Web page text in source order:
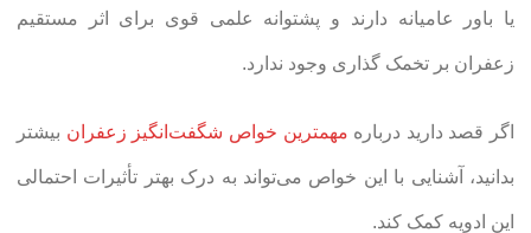
یا باور عامیانه دارند و پشتوانه علمی قوی برای اثر مستقیم
زعفران بر تخمک گذاری وجود ندارد.
اگر قصد دارید درباره مهمترین خواص شگفت‌انگیز زعفران بیشتر
بدانید، آشنایی با این خواص می‌تواند به درک بهتر تأثیرات احتمالی
این ادویه کمک کند.